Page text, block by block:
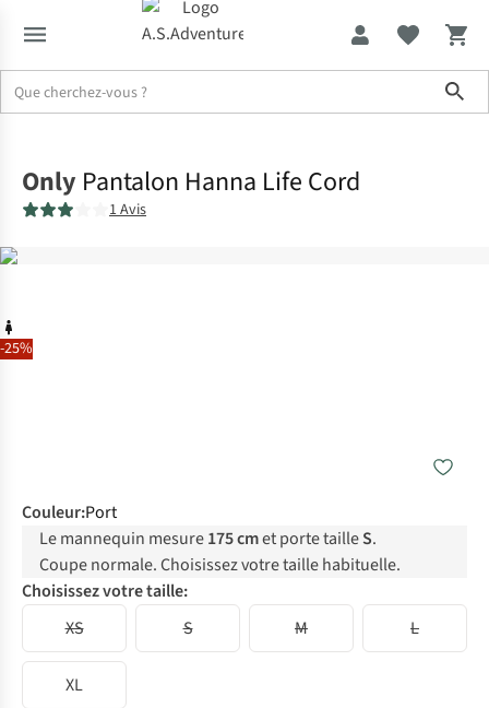
-25%
Only Pantalon Hanna Life Cord
1 Avis
Couleur:Port
Le mannequin mesure175 cmet porte tailleS.
Coupe normale. Choisissez votre taille habituelle.
Choisissez votre taille:
XS
S M L
XL